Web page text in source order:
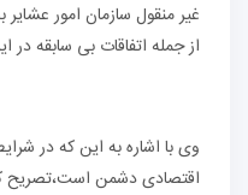
غیر منقول سازمان امور
از جمله اتفاقات بی سابقه
وی با اشاره به این که در
اقتصادی دشمن است،تصریح